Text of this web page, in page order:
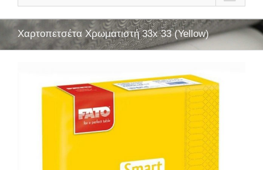
Χαρτοπετσέτα Χρωματιστή 33x 33 (Yellow)